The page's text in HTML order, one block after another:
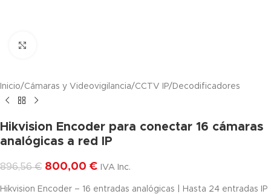
Inicio/Cámaras y Videovigilancia/CCTV IP/ Decodificadores
Hikvision Encoder para conectar 16 cámaras
analógicas a red IP
896,56€ 800,00 € IVA Inc.
Hikvision Encoder – 16 entradas analógicas | Hasta 24 entradas IP